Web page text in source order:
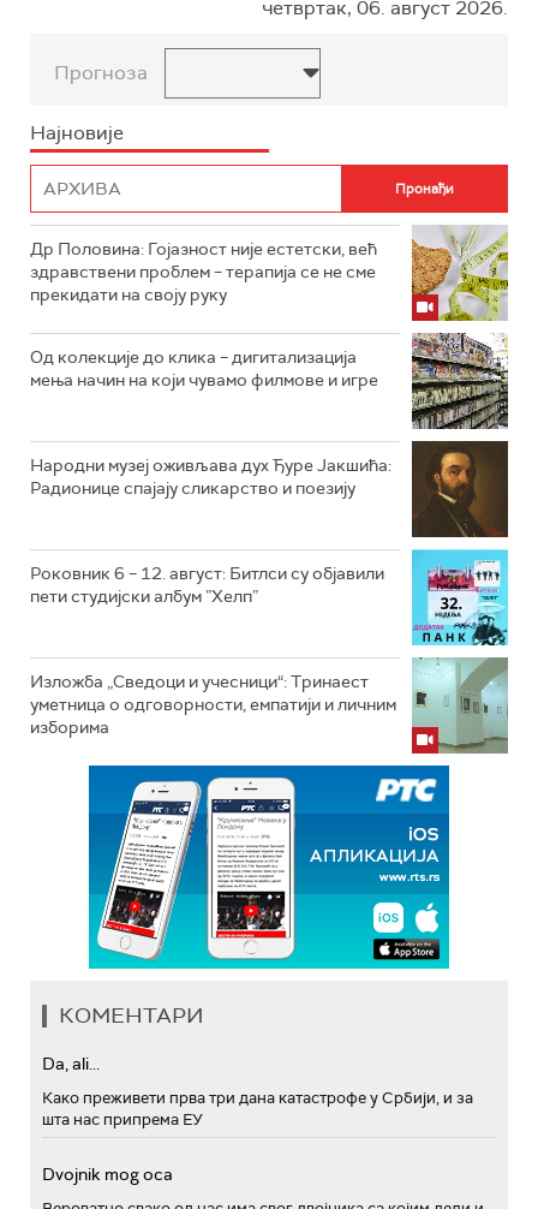
четвртак, 06. август 2026.
Прогноза
Најновије
Др Половина: Гојазност није естетски, већ
здравствени проблем – терапија се не сме
прекидати на своју руку
Од колекције до клика – дигитализација
мења начин на који чувамо филмове и игре
Народни музеј оживљава дух Ђуре Јакшића:
Радионице спајају сликарство и поезију
Роковник 6 – 12. август: Битлси су објавили
пети студијски албум ”Хелп”
Изложба „Сведоци и учесници“: Тринаест
уметница о одговорности, емпатији и личним
изборима
КОМЕНТАРИ
Da, ali...
Како преживети прва три дана катастрофе у Србији, и за
шта нас припрема ЕУ
Dvojnik mog oca